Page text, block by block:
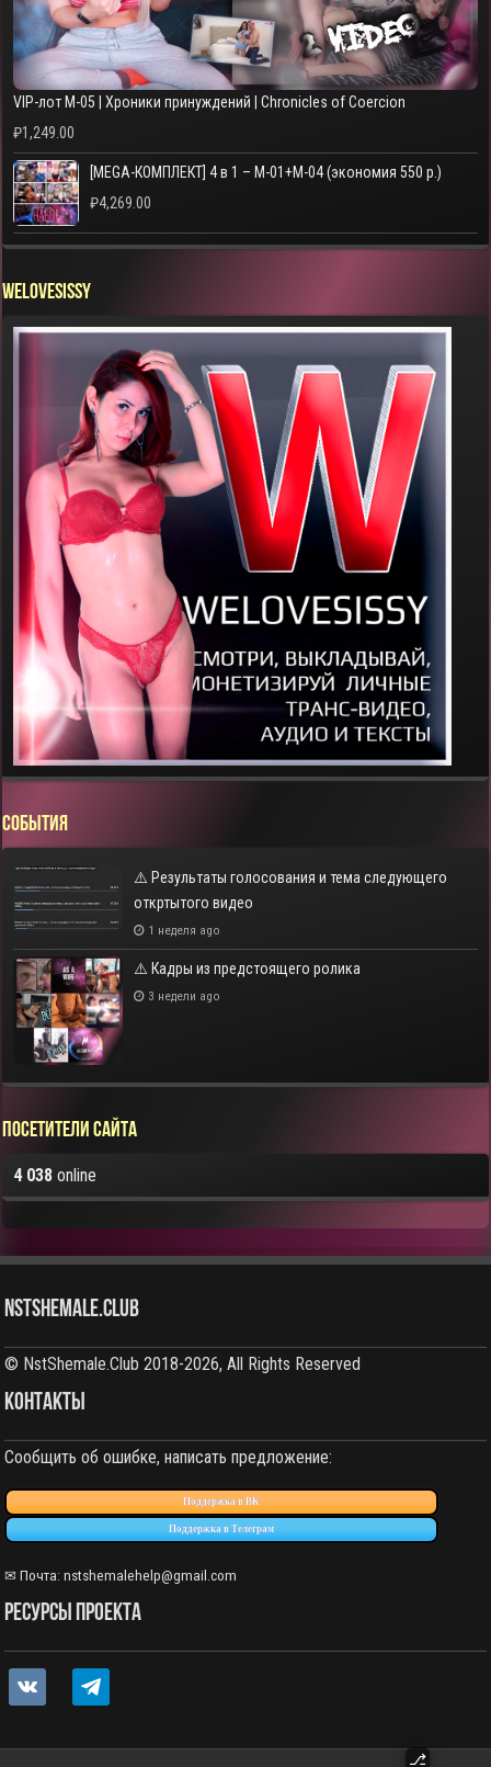
VIP-лот M-05 | Хроники принуждений | Chronicles of Coercion
₽1,249.00
[MEGA-КОМПЛЕКТ] 4 в 1 – M-01+M-04 (экономия 550 р.)
₽4,269.00
WELOVESISSY
СОБЫТИЯ
⚠️ Результаты голосования и тема следующего
откртытого видео
1 неделя ago
⚠️ Кадры из предстоящего ролика
3 недели ago
Посетители сайта
4 038 online
NstShemale.Club
© NstShemale.Club 2018-2026, All Rights Reserved
КОНТАКТЫ
Сообщить об ошибке, написать предложение:
Поддержка в ВК
Поддержка в Телеграм
✉ Почта: nstshemalehelp@gmail.com
РЕСУРСЫ ПРОЕКТА
vkontakte telegram
⎇